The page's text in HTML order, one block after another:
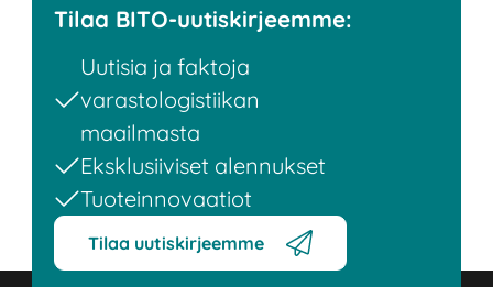
Tilaa BITO-uutiskirjeemme:
Uutisia ja faktoja
varastologistiikan
maailmasta
Eksklusiiviset alennukset
Tuoteinnovaatiot
Tilaa uutiskirjeemme